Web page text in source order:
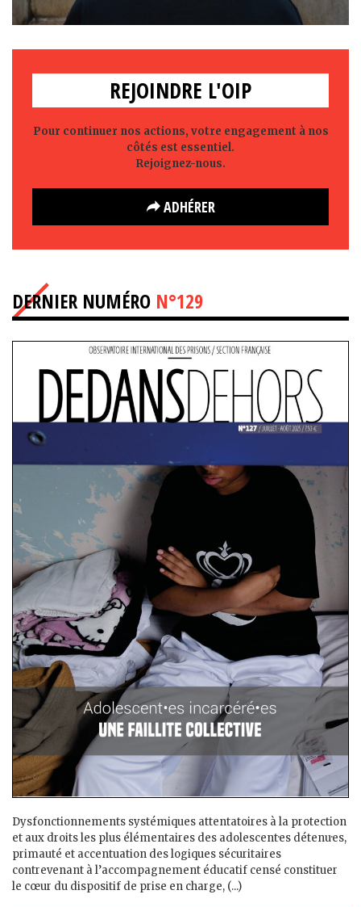
REJOINDRE L'OIP
Pour continuer nos actions, votre engagement à nos
côtés est essentiel.
Rejoignez-nous.
ADHÉRER
DERNIER NUMÉRO N°129
Dysfonctionnements systémiques attentatoires à la protection
et aux droits les plus élémentaires des adolescent·es détenu·es,
primauté et accentuation des logiques sécuritaires
contrevenant à l’accompagnement éducatif censé constituer
le cœur du dispositif de prise en charge, (...)